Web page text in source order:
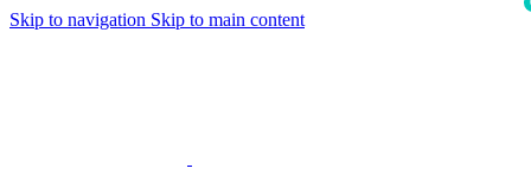
Skip to navigation Skip to main content